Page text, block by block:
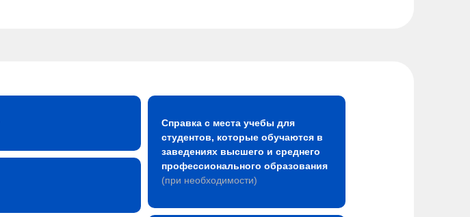
Справка с места учебы для
студентов, которые обучаются в
заведениях высшего и среднего
профессионального образования
(при необходимости)